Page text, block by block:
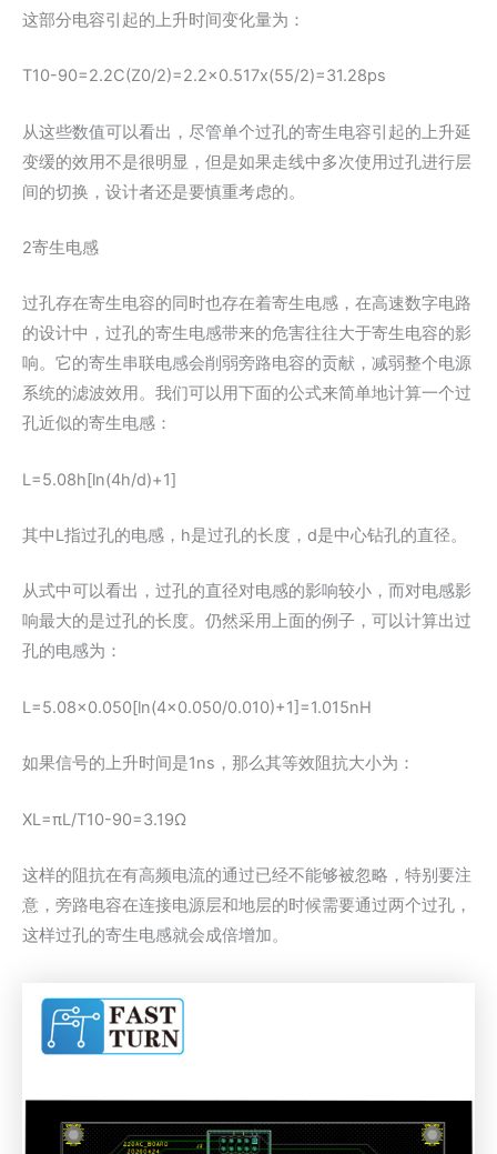
这部分电容引起的上升时间变化量为：
T10-90=2.2C(Z0/2)=2.2x0.517x(55/2)=31.28ps
从这些数值可以看出，尽管单个过孔的寄生电容引起的上升延
变缓的效用不是很明显，但是如果走线中多次使用过孔进行层
间的切换，设计者还是要慎重考虑的。
2寄生电感
过孔存在寄生电容的同时也存在着寄生电感，在高速数字电路
的设计中，过孔的寄生电感带来的危害往往大于寄生电容的影
响。它的寄生串联电感会削弱旁路电容的贡献，减弱整个电源
系统的滤波效用。我们可以用下面的公式来简单地计算一个过
孔近似的寄生电感：
L=5.08h[ln(4h/d)+1]
其中L指过孔的电感，h是过孔的长度，d是中心钻孔的直径。
从式中可以看出，过孔的直径对电感的影响较小，而对电感影
响最大的是过孔的长度。仍然采用上面的例子，可以计算出过
孔的电感为：
L=5.08x0.050[ln(4x0.050/0.010)+1]=1.015nH
如果信号的上升时间是1ns，那么其等效阻抗大小为：
XL=πL/T10-90=3.19Ω
这样的阻抗在有高频电流的通过已经不能够被忽略，特别要注
意，旁路电容在连接电源层和地层的时候需要通过两个过孔，
这样过孔的寄生电感就会成倍增加。